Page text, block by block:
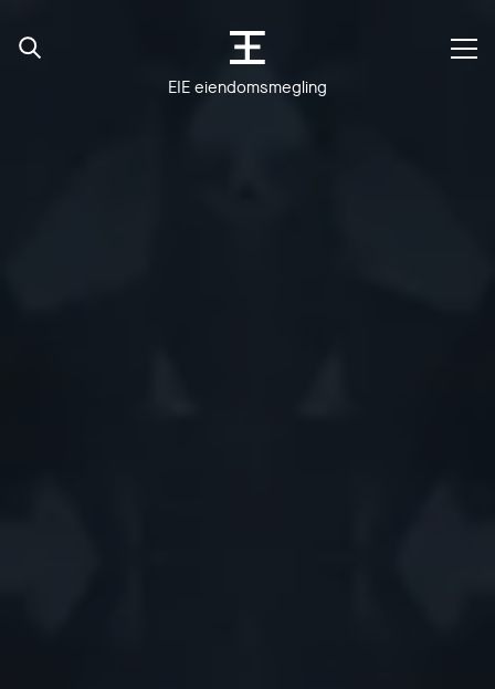
EIE eiendomsmegling